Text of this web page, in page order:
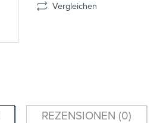
Vergleichen
REZENSIONEN (0)